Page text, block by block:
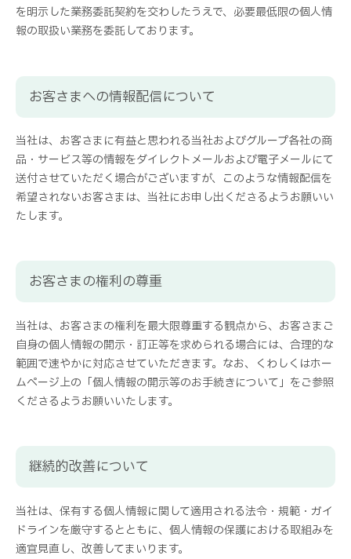
を明示した業務委託契約を交わしたうえで、必要最低限の個人情
報の取扱い業務を委託しております。
お客さまへの情報配信について
当社は、お客さまに有益と思われる当社およびグループ各社の商
品・サービス等の情報をダイレクトメールおよび電子メールにて
送付させていただく場合がございますが、このような情報配信を
希望されないお客さまは、当社にお申し出くださるようお願いい
たします。
お客さまの権利の尊重
当社は、お客さまの権利を最大限尊重する観点から、お客さまご
自身の個人情報の開示・訂正等を求められる場合には、合理的な
範囲で速やかに対応させていただきます。なお、くわしくはホー
ムページ上の「個人情報の開示等のお手続きについて」をご参照
くださるようお願いいたします。
継続的改善について
当社は、保有する個人情報に関して適用される法令・規範・ガイ
ドラインを厳守するとともに、個人情報の保護における取組みを
適宜見直し、改善してまいります。